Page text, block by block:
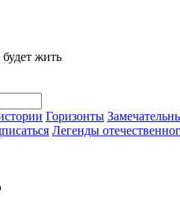
жить
Горизонты
Легенды